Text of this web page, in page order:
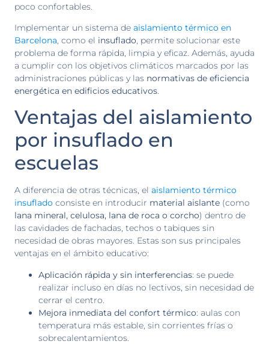
poco confortables.
Implementar un sistema de aislamiento térmico en
Barcelona, como el insuflado, permite solucionar este
problema de forma rápida, limpia y eficaz. Además, ayuda
a cumplir con los objetivos climáticos marcados por las
administraciones públicas y las normativas de eficiencia
energética en edificios educativos.
Ventajas del aislamiento
por insuflado en
escuelas
A diferencia de otras técnicas, el aislamiento térmico
insuflado consiste en introducir material aislante (como
lana mineral, celulosa, lana de roca o corcho) dentro de
las cavidades de fachadas, techos o tabiques sin
necesidad de obras mayores. Estas son sus principales
ventajas en el ámbito educativo:
Aplicación rápida y sin interferencias: se puede
realizar incluso en días no lectivos, sin necesidad de
cerrar el centro.
Mejora inmediata del confort térmico: aulas con
temperatura más estable, sin corrientes frías o
sobrecalentamientos.